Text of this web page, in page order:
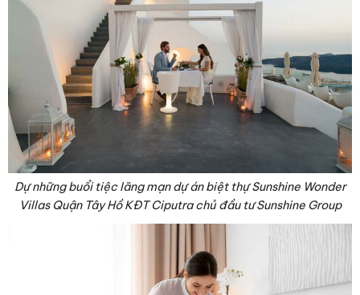
Dự những buổi tiệc lãng mạn dự án biệt thự Sunshine Wonder
Villas Quận Tây Hồ KĐT Ciputra chủ đầu tư Sunshine Group